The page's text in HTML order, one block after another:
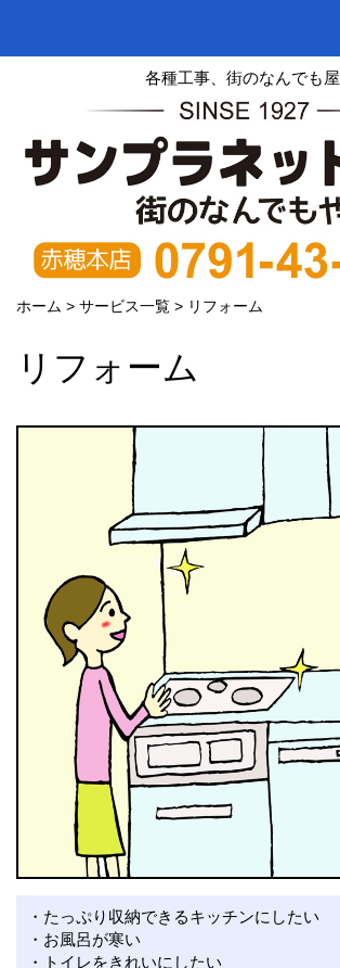
各種工事、街のなんでも屋
ホーム > サービス一覧 > リフォーム
リフォーム
・たっぷり収納できるキッチンにしたい
・お風呂が寒い
・トイレをきれいにしたい